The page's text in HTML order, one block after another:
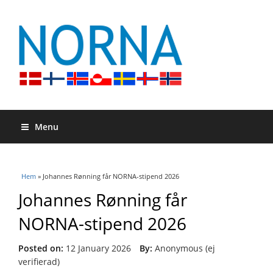
Menu
Du är här
Hem » Johannes Rønning får NORNA-stipend 2026
Johannes Rønning får
NORNA-stipend 2026
Posted on: 12 January 2026 By: Anonymous (ej
verifierad)